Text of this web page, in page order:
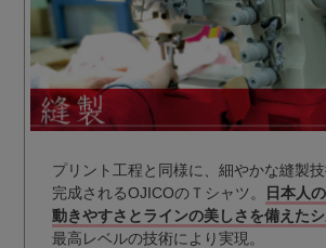
プリント工程と同様に、細やかな縫製
完成されるOJICOのＴシャツ。
日本人
動きやすさとラインの美しさを備えた
最高レベルの技術により実現。